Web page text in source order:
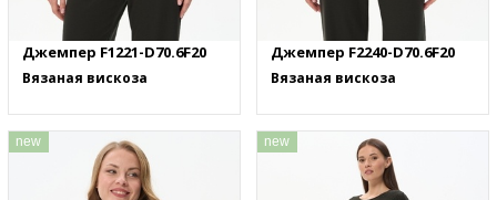
Джемпер F1221-D70.6F20
Вязаная вискоза
Джемпер F2240-D70.6F20
Вязаная вискоза
new new